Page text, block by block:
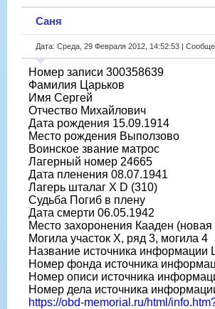
Саня
Дата: Среда, 29 Февраля 2012, 14:52:53 |
Номер записи 300358639
Фамилия Царьков
Имя Сергей
Отчество Михайлович
Дата рождения 15.09.1914
Место рождения Выползово
Воинское звание матрос
Лагерный номер 24665
Дата пленения 08.07.1941
Лагерь шталаг X D (310)
Судьба Погиб в плену
Дата смерти 06.05.1942
Место захоронения Кааден
Могила участок X, ряд 3, могила 4
Название источника
Номер фонда источника
Номер описи источника
Номер дела источника
https://obd-memorial.ru/html/